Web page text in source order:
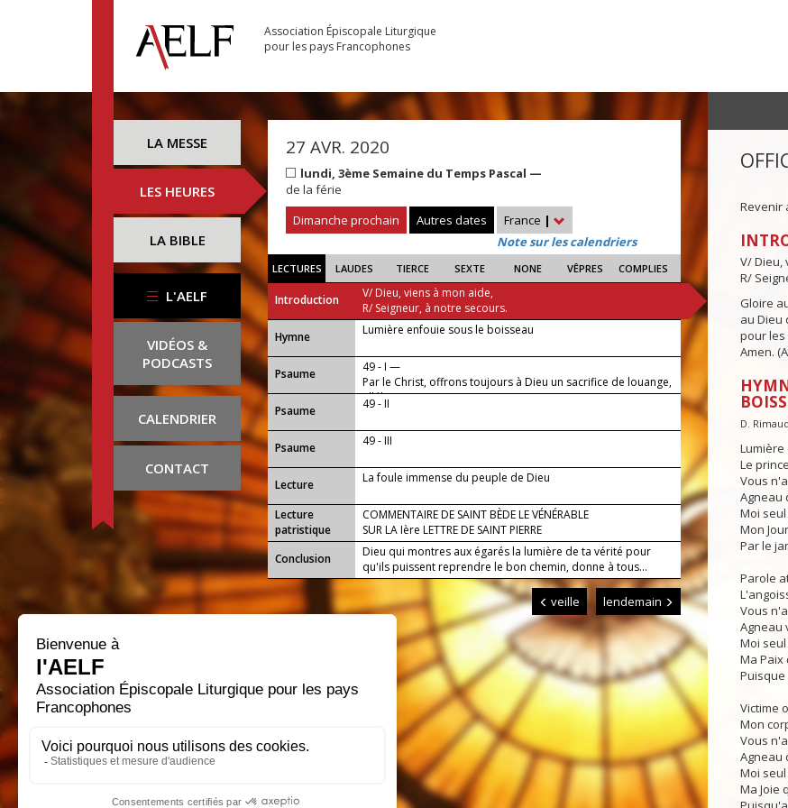
Association Épiscopale Liturgique
pour les pays Francophones
LA MESSE
LES HEURES
LA BIBLE
L'AELF
VIDÉOS &
PODCASTS
CALENDRIER
CONTACT
27 AVR. 2020
lundi, 3ème Semaine du Temps Pascal —
de la férie
Dimanche prochain
Autres dates France |
Note sur les calendriers
LECTURES LAUDES TIERCE SEXTE NONE VÊPRES COMPLIES
Introduction
V/ Dieu, viens à mon aide,
R/ Seigneur, à notre secours.
...
Hymne Lumière enfouie sous le boisseau
Psaume
49 - I —
Par le Christ, offrons toujours à Dieu un sacrifice de louange,
alléluia.
Psaume
49 - II
Psaume 49 - III
Lecture La foule immense du peuple de Dieu
Lecture
patristique
COMMENTAIRE DE SAINT BÈDE LE VÉNÉRABLE
SUR LA Ière LETTRE DE SAINT PIERRE
Conclusion
Dieu qui montres aux égarés la lumière de ta vérité pour
qu'ils puissent reprendre le bon chemin, donne à tous...
veille lendemain
Revenir
V/ Dieu,
R/
Gloire
au Dieu
pour les
Amen.
D.
Le
Vous
Agneau
Moi
Mon
Par le
Parole
Vous
Agneau
Moi
Ma Paix
Puisque
Victime
Mon
Vous
Agneau
Moi
Ma Joie